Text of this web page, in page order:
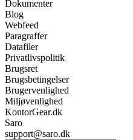
Dokumenter
Blog
Webfeed
Paragraffer
Datafiler
Privatlivspolitik
Brugsret
Brugsbetingelser
Brugervenlighed
Miljøvenlighed
KontorGear.dk
Saro
support@saro.dk